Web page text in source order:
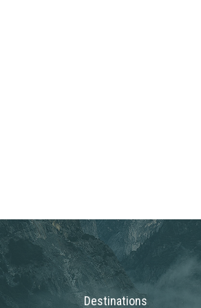
Destinations